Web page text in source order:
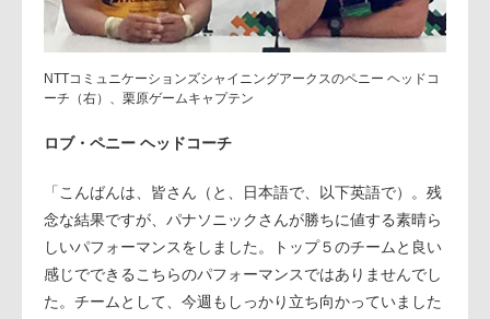
NTTコミュニケーションズシャイニングアークスのペニー ヘッドコ
ーチ（右）、栗原ゲームキャプテン
ロブ・ペニー ヘッドコーチ
「こんばんは、皆さん（と、日本語で、以下英語で）。残
念な結果ですが、パナソニックさんが勝ちに値する素晴ら
しいパフォーマンスをしました。トップ５のチームと良い
感じでできるこちらのパフォーマンスではありませんでし
た。チームとして、今週もしっかり立ち向かっていました